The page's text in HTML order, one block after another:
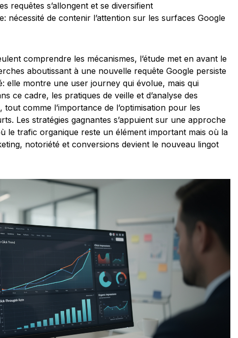
requêtes s’allongent et se diversifient
nécessité de contenir l’attention sur les surfaces Google
comprendre les mécanismes, l’étude met en avant le
aboutissant à une nouvelle requête Google persiste
elle montre une user journey qui évolue, mais qui
ce cadre, les pratiques de veille et d’analyse des
comme l’importance de l’optimisation pour les
Les stratégies gagnantes s’appuient sur une approche
le trafic organique reste un élément important mais où la
notoriété et conversions devient le nouveau lingot